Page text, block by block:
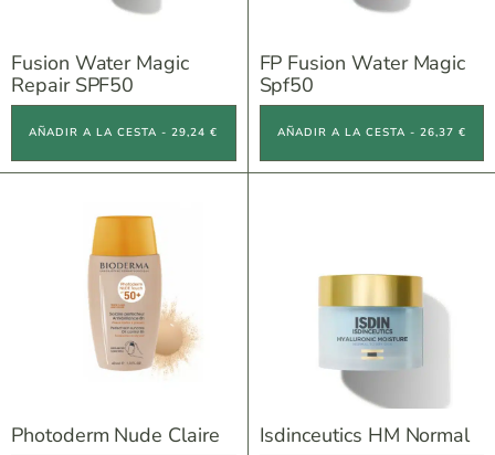
Fusion Water Magic
Repair SPF50
AÑADIR A LA CESTA - 29,24 €
FP Fusion Water Magic
Spf50
AÑADIR A LA CESTA - 26,37 €
Photoderm Nude Claire Isdinceutics HM Normal